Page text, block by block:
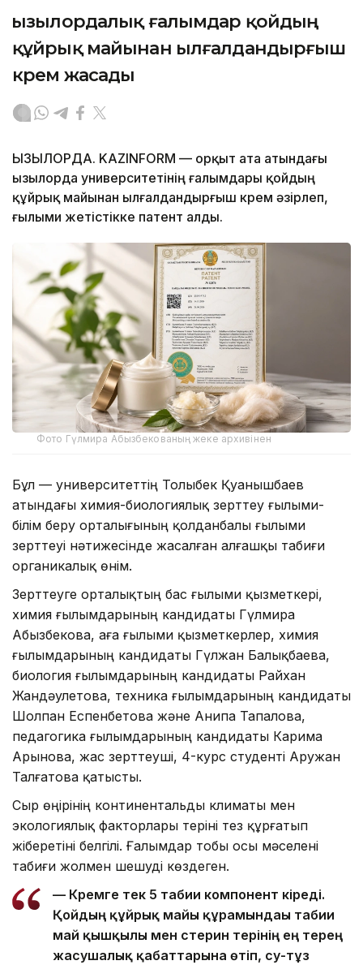
Қызылордалық ғалымдар қойдың
құйрық майынан ылғалдандырғыш
крем жасады
ҚЫЗЫЛОРДА. KAZINFORM — Қорқыт ата атындағы
Қызылорда университетінің ғалымдары қойдың
құйрық майынан ылғалдандырғыш крем әзірлеп,
ғылыми жетістікке патент алды.
Фото Гүлмира Абызбекованың жеке архивінен
Бұл — университеттің Толыбек Қуанышбаев
атындағы химия-биологиялық зерттеу ғылыми-
білім беру орталығының қолданбалы ғылыми
зерттеуі нәтижесінде жасалған алғашқы табиғи
органикалық өнім.
Зерттеуге орталықтың бас ғылыми қызметкері,
химия ғылымдарының кандидаты Гүлмира
Абызбекова, аға ғылыми қызметкерлер, химия
ғылымдарының кандидаты Гүлжан Балықбаева,
биология ғылымдарының кандидаты Райхан
Жандәулетова, техника ғылымдарының кандидаты
Шолпан Еспенбетова және Анипа Тапалова,
педагогика ғылымдарының кандидаты Карима
Арынова, жас зерттеуші, 4-курс студенті Аружан
Талғатова қатысты.
Сыр өңірінің континентальды климаты мен
экологиялық факторлары теріні тез құрғатып
жіберетіні белгілі. Ғалымдар тобы осы мәселені
табиғи жолмен шешуді көздеген.
— Кремге тек 5 табиғи компонент кіреді.
Қойдың құйрық майы құрамындағы табиғи
май қышқылы мен стерин терінің ең терең
жасушалық қабаттарына өтіп, су-тұз